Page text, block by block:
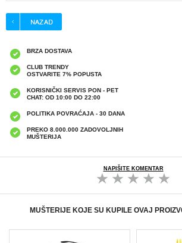
BRZA DOSTAVA
CLUB TRENDY
OSTVARITE 7% POPUSTA
KORISNIČKI SERVIS PON - PET
CHAT: OD 10:00 DO 22:00
POLITIKA POVRAĆAJA - 30 DANA
PREKO 8.000.000 ZADOVOLJNIH
MUŠTERIJA
NAPIŠITE KOMENTAR
MUŠTERIJE KOJE SU KUPILE OVAJ